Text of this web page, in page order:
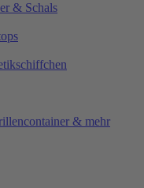
& Schals
& mehr